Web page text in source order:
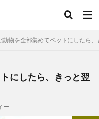
動物を全部集めてペットにしたら
にしたら、きっと翌
ー